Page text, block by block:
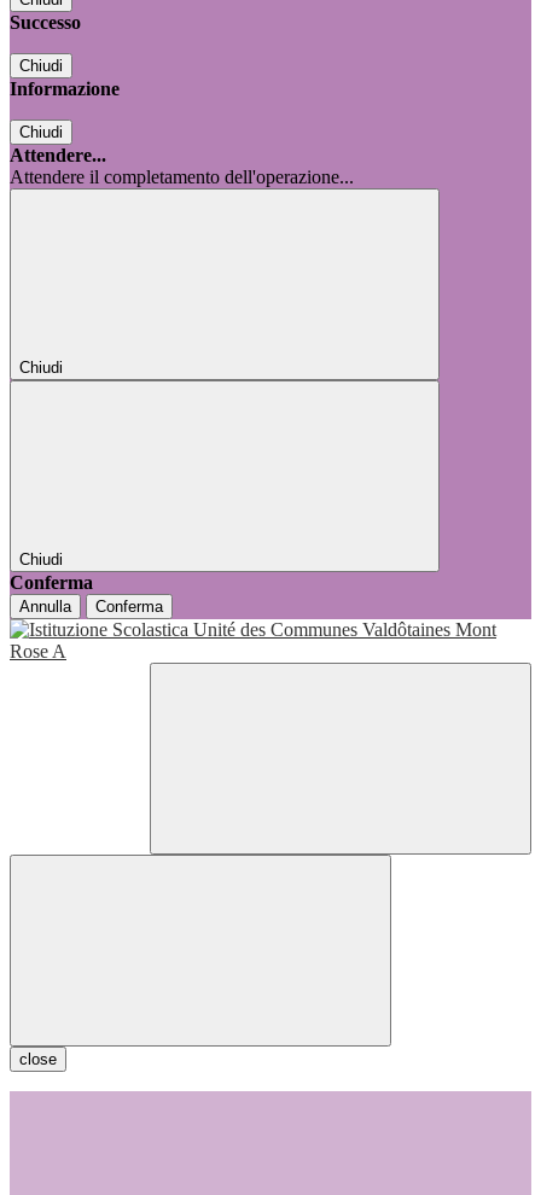
Successo
Chiudi
Informazione
Chiudi
Attendere...
Attendere il completamento dell'operazione...
Chiudi
Chiudi
Conferma
Annulla Conferma
close